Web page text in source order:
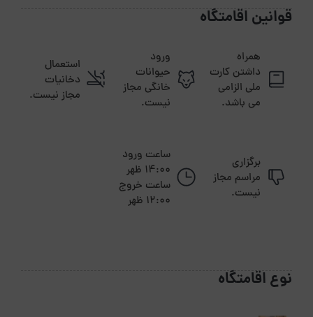
فاصله تا شهر یا خارج شهرچند دقیقه است؟1 ساعت
قوانین اقامتگاه
همراه
داشتن کارت
ملی الزامی
می باشد.
ورود
حیوانات
خانگی مجاز
نیست.
استعمال
دخانیات
مجاز نیست.
برگزاری
مراسم مجاز
نیست.
ساعت ورود
14:00 ظهر
ساعت خروج
12:00 ظهر
نوع اقامتگاه